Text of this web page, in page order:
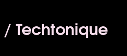
/ Techtonique